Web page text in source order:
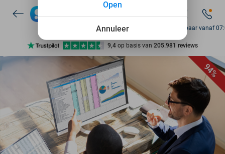
Ontdek 15.000+ deals
7 dagen per week beschikbaar
10+ miljoen leden
9,4 op basis van 205.981 reviews
Ontdek 15.000+ deals
7 dagen per week beschikbaar
Bereikbaar vanaf
94%
Annuleer
Open